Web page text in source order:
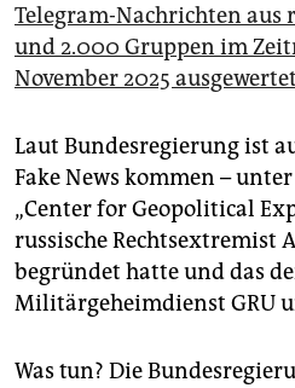
Telegram-Nachrichten aus
und 2.000 Gruppen im
November 2025 ausgewertet
Laut Bundesregierung ist
Fake News kommen –
„Center for Geopolitical
russische Rechtsextremist
begründet hatte und das
Militärgeheimdienst GRU
Was tun? Die